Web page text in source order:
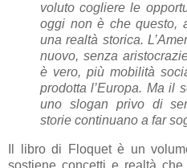
voluto cogliere le
oggi non è che questo,
una realtà storica.
nuovo, senza
è vero, più mobilità
prodotta l’Europa. Ma il
uno slogan privo di
storie continuano a far
Il libro di Floquet è un